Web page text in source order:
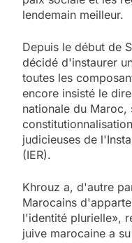
lendemain meilleur.
Depuis le début de
décidé d'instaurer
toutes les
encore insisté le
nationale du Maroc,
judicieuses de
(IER).
Khrouz a, d'autre
Marocains
l'identité plurielle»,
juive marocaine a